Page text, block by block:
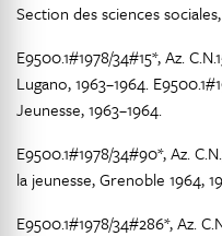
Section des sciences sociales,
E9500.1#1978/34#15*, Az.
Lugano, 1963–1964.
Jeunesse, 1963–1964.
E9500.1#1978/34#90*, Az.
la jeunesse, Grenoble 1964,
E9500.1#1978/34#286*, Az.